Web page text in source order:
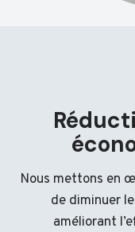
Nous mettons en
de diminuer
améliorant